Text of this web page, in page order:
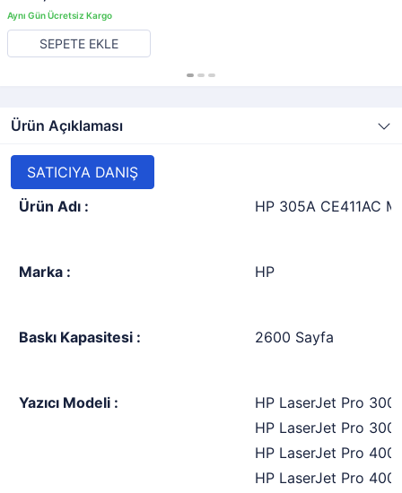
SEPETE EKLE
Ürün Açıklaması
SATICIYA DANIŞ
Ürün Adı :
HP 305A CE411AC
Marka : HP
Baskı Kapasitesi : 2600 Sayfa
Yazıcı Modeli :
HP LaserJet Pro 300
HP LaserJet Pro 300
HP LaserJet Pro 400
HP LaserJet Pro 400